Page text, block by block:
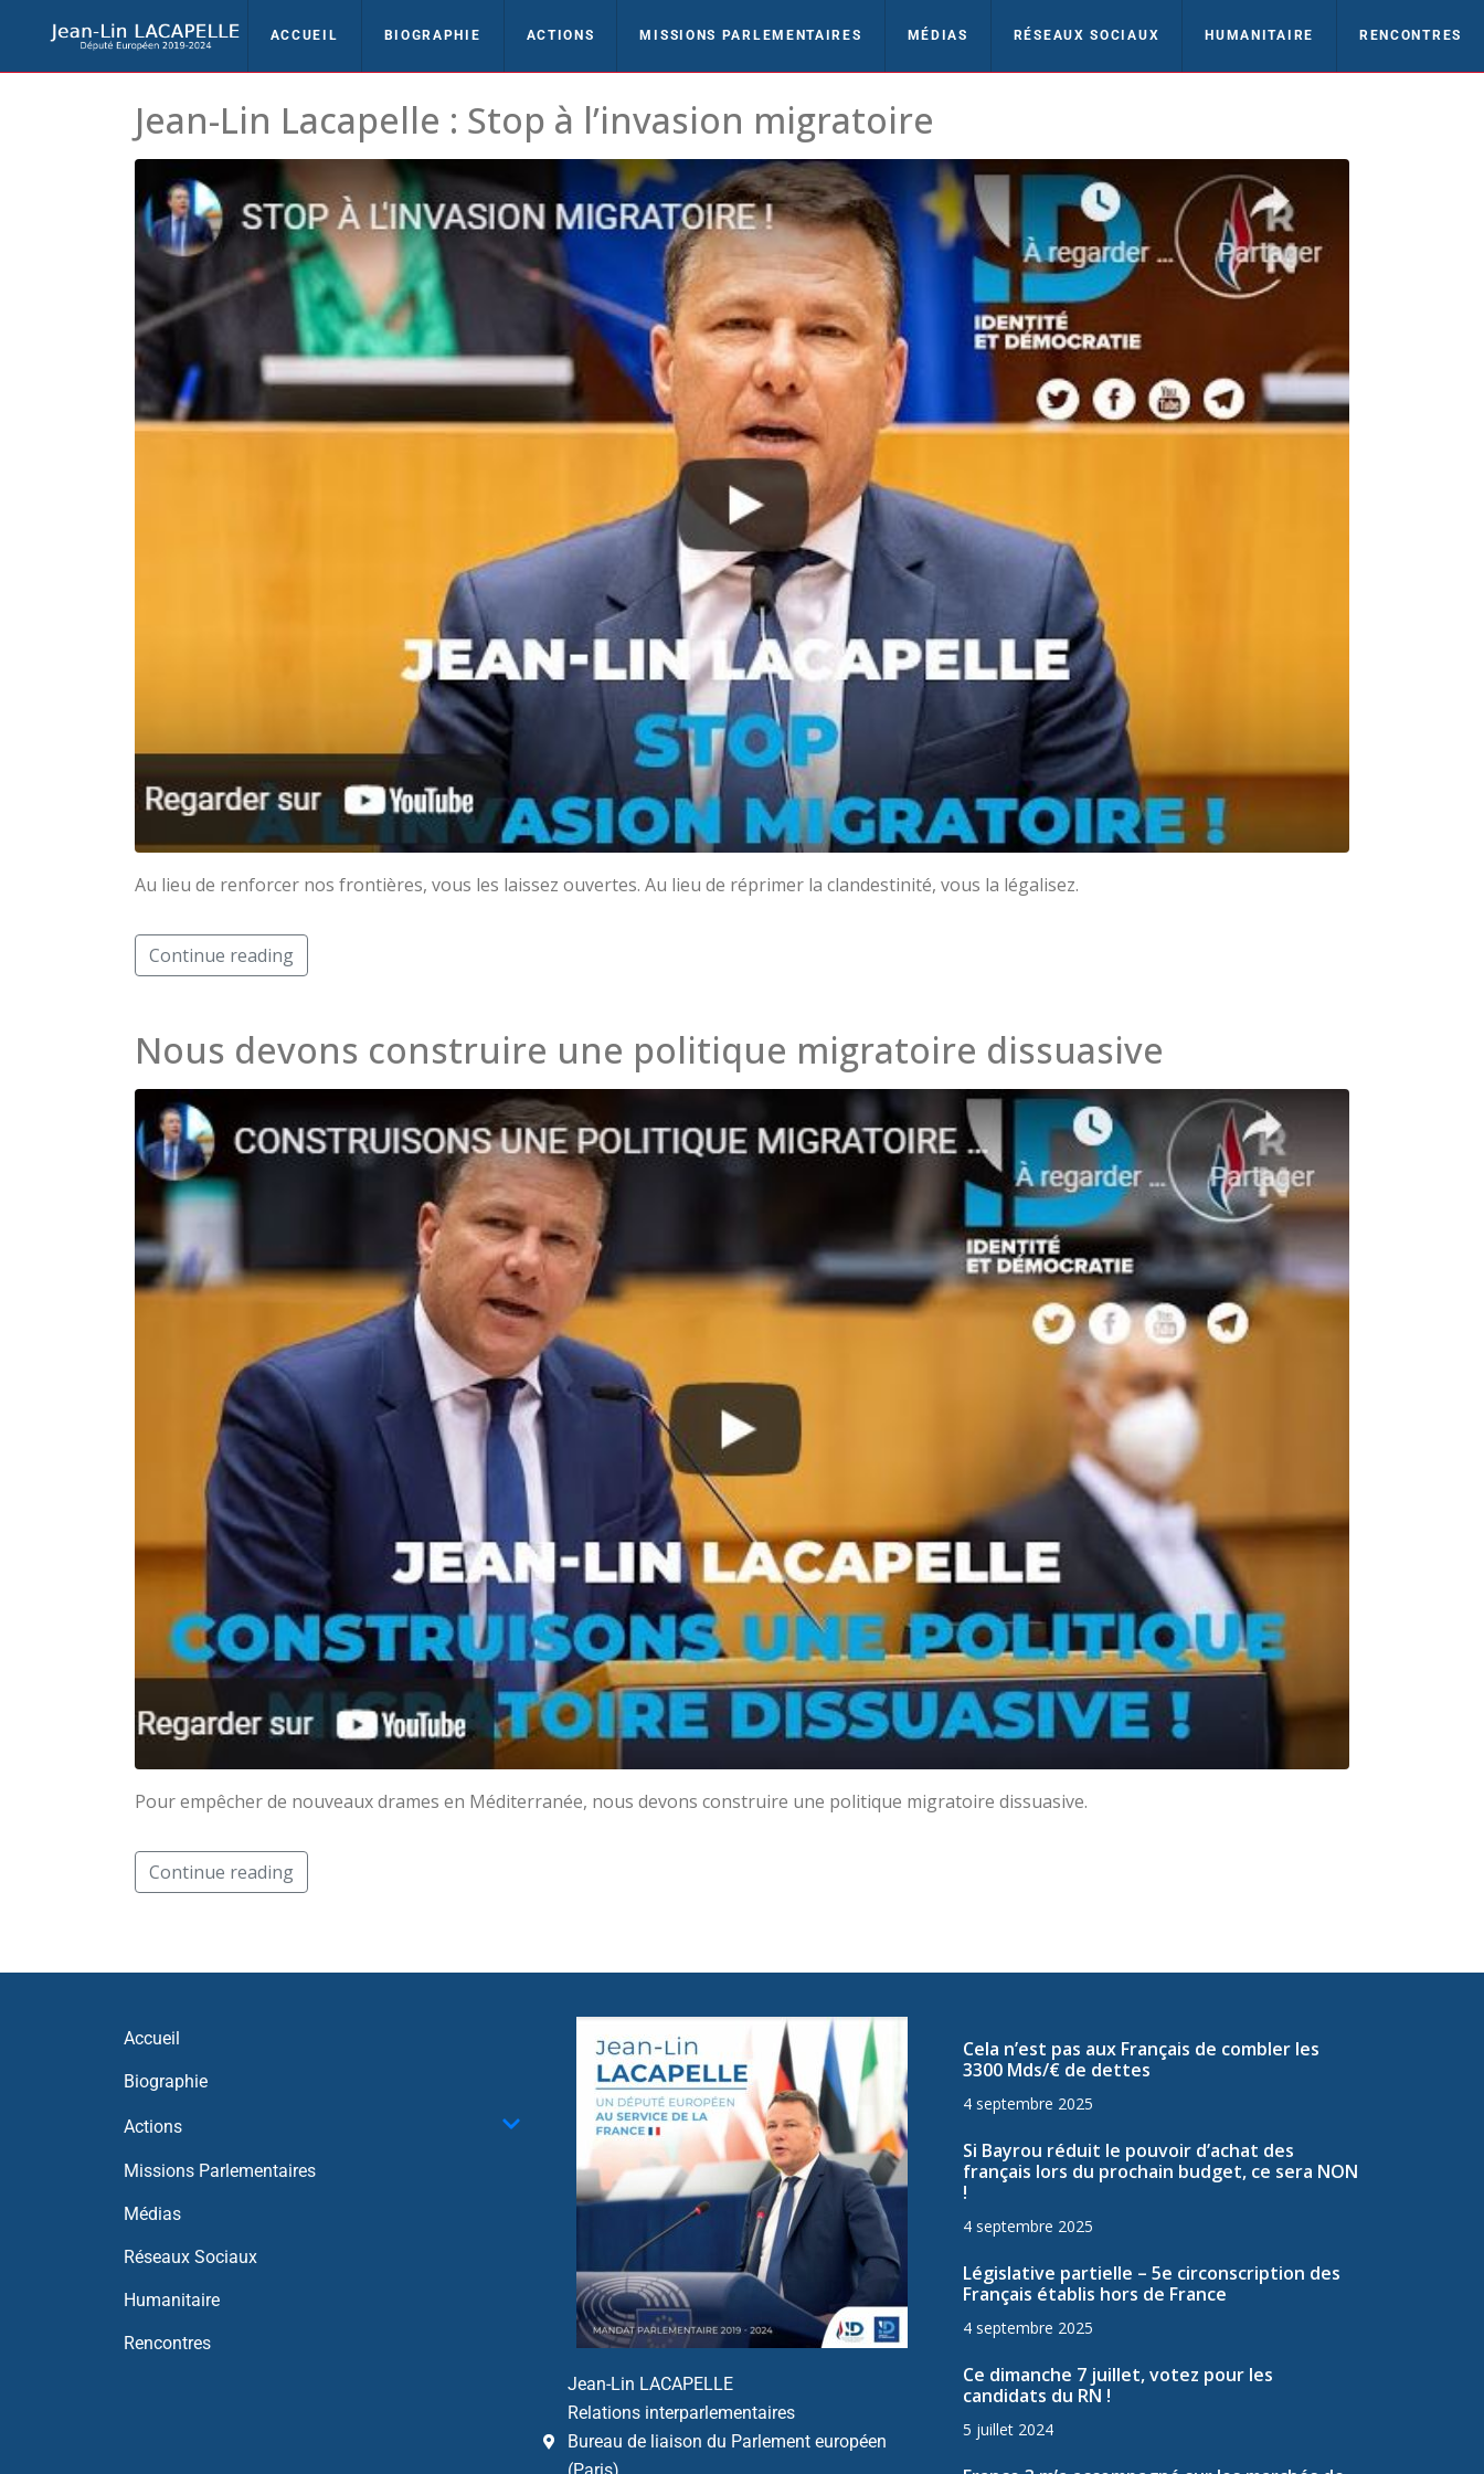
ACCUEIL BIOGRAPHIE ACTIONS MISSIONS PARLEMENTAIRES MÉDIAS RÉSEAUX SOCIAUX HUMANITAIRE RENCONTRES
Jean-Lin Lacapelle : Stop à l’invasion migratoire
Au lieu de renforcer nos frontières, vous les laissez ouvertes. Au lieu de réprimer la clandestinité, vous la légalisez.
Continue reading
Nous devons construire une politique migratoire dissuasive
Pour empêcher de nouveaux drames en Méditerranée, nous devons construire une politique migratoire dissuasive.
Continue reading
Accueil
Biographie
Actions
Missions Parlementaires
Médias
Réseaux Sociaux
Humanitaire
Rencontres
Jean-Lin LACAPELLE
Relations interparlementaires
Bureau de liaison du Parlement européen
Cela n’est pas aux Français de combler les
3300 Mds/€ de dettes
4 septembre 2025
Si Bayrou réduit le pouvoir d’achat des
français lors du prochain budget, ce sera NON
!
4 septembre 2025
Législative partielle – 5e circonscription des
Français établis hors de France
4 septembre 2025
Ce dimanche 7 juillet, votez pour les
candidats du RN !
5 juillet 2024